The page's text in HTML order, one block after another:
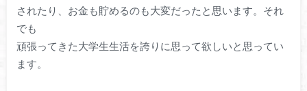
されたり、お金も貯めるのも大変だったと思います。それ
でも
頑張ってきた大学生生活を誇りに思って欲しいと思ってい
ます。